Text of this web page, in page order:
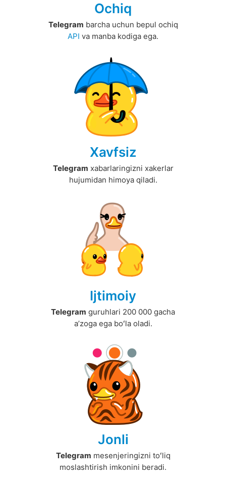
Ochiq
Telegram barcha uchun bepul ochiq
API va manba kodiga ega.
Xavfsiz
Telegram xabarlaringizni xakerlar
hujumidan himoya qiladi.
Ijtimoiy
Telegram guruhlari 200 000 gacha
aʼzoga ega boʻla oladi.
Jonli
Telegram mesenjeringizni toʻliq
moslashtirish imkonini beradi.